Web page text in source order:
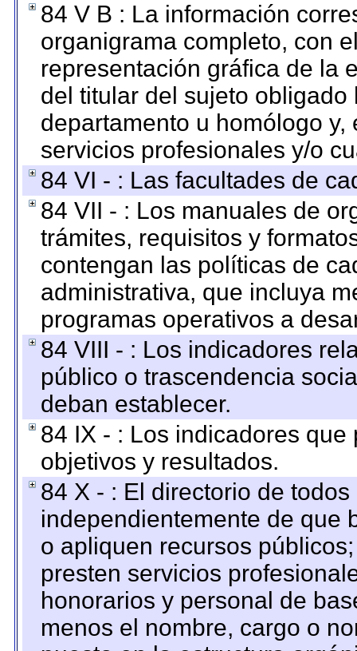
84 V B : La información
organigrama completo, con
representación gráfica de la
del titular del sujeto
departamento u homólogo
servicios profesionales y/o
84 VI - : Las facultades de
84 VII - : Los manuales de
trámites, requisitos y
contengan las políticas de
administrativa, que incluya
programas operativos a
84 VIII - : Los indicadores
público o trascendencia
deban establecer.
84 IX - : Los indicadores
objetivos y resultados.
84 X - : El directorio de
independientemente de que
o apliquen recursos
presten servicios
honorarios y personal de
menos el nombre, cargo o